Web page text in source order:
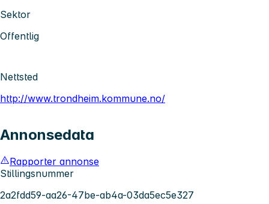
Sektor
Offentlig
Nettsted
http://www.trondheim.kommune.no/
Annonsedata
Rapporter annonse
Stillingsnummer
2a2fdd59-aa26-47be-ab4a-03da5ec5e327